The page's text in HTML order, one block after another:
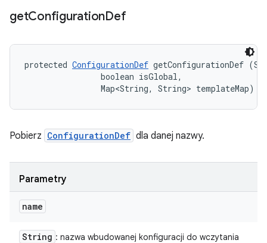
getConfigurationDef
protected ConfigurationDef getConfigurationDef
                boolean isGlobal,
                Map<String, String> templateMap)
Pobierz ConfigurationDef dla danej nazwy.
Parametry
name
String : nazwa wbudowanej konfiguracji do wczytania